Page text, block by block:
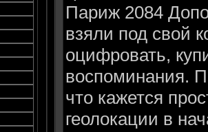
Париж 2084
взяли под свой
оцифровать,
воспоминания.
что кажется
геолокации в